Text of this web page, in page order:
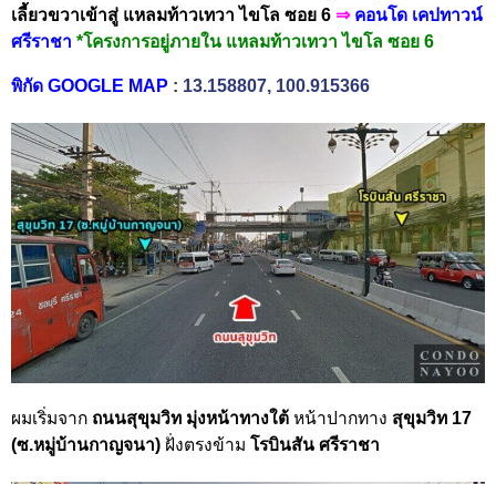
เลี้ยวขวาเข้าสู่ แหลมท้าวเทวา ไขโล ซอย 6 ⇒ คอนโด เคปทาวน์
ศรีราชา *โครงการอยู่ภายใน แหลมท้าวเทวา ไขโล ซอย 6
พิกัด GOOGLE MAP : 13.158807, 100.915366
ผมเริ่มจาก ถนนสุขุมวิท มุ่งหน้าทางใต้ หน้าปากทาง สุขุมวิท 17
(ซ.หมู่บ้านกาญจนา) ฝั่งตรงข้าม โรบินสัน ศรีราชา